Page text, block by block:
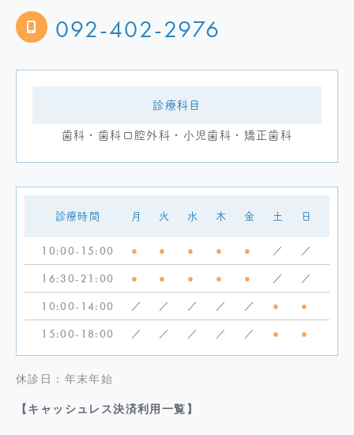
092-402-2976
診療科目
歯科・歯科口腔外科・小児歯科・矯正歯科
診療時間 月 火 水 木 金 土 日
10:00-15:00 ● ● ● ● ● ／ ／
16:30-21:00 ● ● ● ● ● ／ ／
10:00-14:00 ／ ／ ／ ／ ／ ● ●
15:00-18:00 ／ ／ ／ ／ ／ ● ●
休診日：年末年始
【キャッシュレス決済利用一覧】